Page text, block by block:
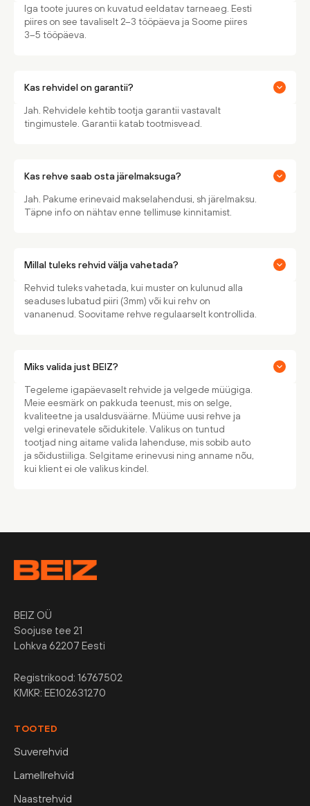
Iga toote juures on kuvatud eeldatav tarneaeg. Eesti
piires on see tavaliselt 2–3 tööpäeva ja Soome piires
3–5 tööpäeva.
Kas rehvidel on garantii?
Jah. Rehvidele kehtib tootja garantii vastavalt
tingimustele. Garantii katab tootmisvead.
Kas rehve saab osta järelmaksuga?
Jah. Pakume erinevaid makselahendusi, sh järelmaksu.
Täpne info on nähtav enne tellimuse kinnitamist.
Millal tuleks rehvid välja vahetada?
Rehvid tuleks vahetada, kui muster on kulunud alla
seaduses lubatud piiri (3mm) või kui rehv on
vananenud. Soovitame rehve regulaarselt kontrollida.
Miks valida just BEIZ?
Tegeleme igapäevaselt rehvide ja velgede müügiga.
Meie eesmärk on pakkuda teenust, mis on selge,
kvaliteetne ja usaldusväärne. Müüme uusi rehve ja
velgi erinevatele sõidukitele. Valikus on tuntud
tootjad ning aitame valida lahenduse, mis sobib auto
ja sõidustiiliga. Selgitame erinevusi ning anname nõu,
kui klient ei ole valikus kindel.
BEIZ OÜ
Soojuse tee 21
Lohkva 62207 Eesti
Registrikood: 16767502
KMKR: EE102631270
TOOTED
Suverehvid
Lamellrehvid
Naastrehvid